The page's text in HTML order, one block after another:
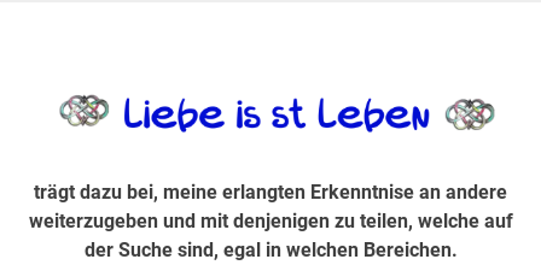
Suche sind, egal in welchen Bereichen.
trägt dazu bei, meine erlangten Erkenntnise an andere
weiterzugeben und mit denjenigen zu teilen, welche auf
der Suche sind, egal in welchen Bereichen.